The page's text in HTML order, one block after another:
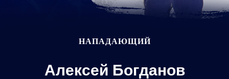
НАПАДАЮЩИЙ
Алексей Богданов